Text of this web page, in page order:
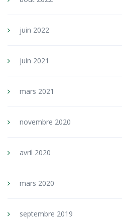
juin 2022
juin 2021
mars 2021
novembre 2020
avril 2020
mars 2020
septembre 2019